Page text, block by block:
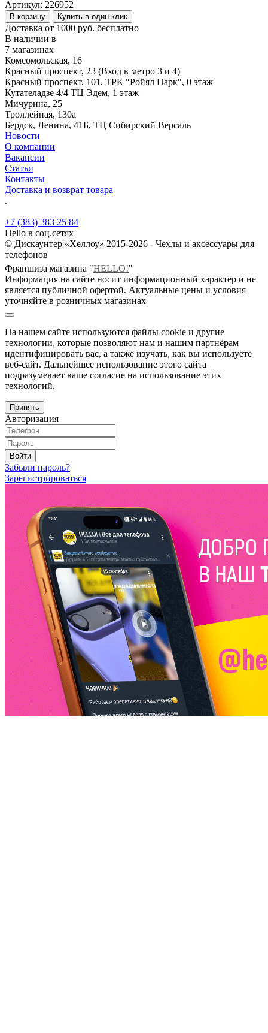
Артикул: 226952
В корзину Купить в один клик
Доставка от 1000 руб. бесплатно
В наличии в
7 магазинах
Комсомольская, 16
Красный проспект, 23 (Вход в метро 3 и 4)
Красный проспект, 101, ТРК "Ройял Парк", 0 этаж
Кутателадзе 4/4 ТЦ Эдем, 1 этаж
Мичурина, 25
Троллейная, 130а
Бердск, Ленина, 41Б, ТЦ Сибирский Версаль
Новости
О компании
Вакансии
Статьи
Контакты
Доставка и возврат товара
.
+7 (383) 383 25 84
Hello в соц.сетях
© Дискаунтер «Хеллоу» 2015-2026 - Чехлы и аксессуары для
телефонов
Франшиза магазина "HELLO!"
Информация на сайте носит информационный характер и не
является публичной офертой. Актуальные цены и условия
уточняйте в розничных магазинах
На нашем сайте используются файлы cookie и другие
технологии, которые позволяют нам и нашим партнёрам
идентифицировать вас, а также изучать, как вы используете
веб-сайт. Дальнейшее использование этого сайта
подразумевает ваше согласие на использование этих
технологий.
Принять
Авторизация
Войти
Забыли пароль?
Зарегистрироваться